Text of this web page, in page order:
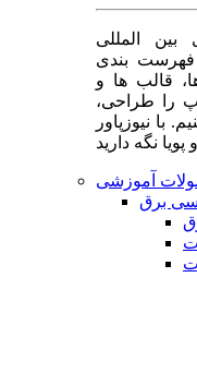
المللی
بندی
قالب ها و
را طراحی،
نیوزپاور
آموزشی
برق